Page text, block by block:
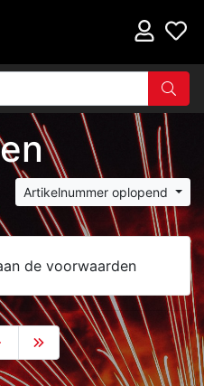
Artikelnummer oplopend
de voorwaarden